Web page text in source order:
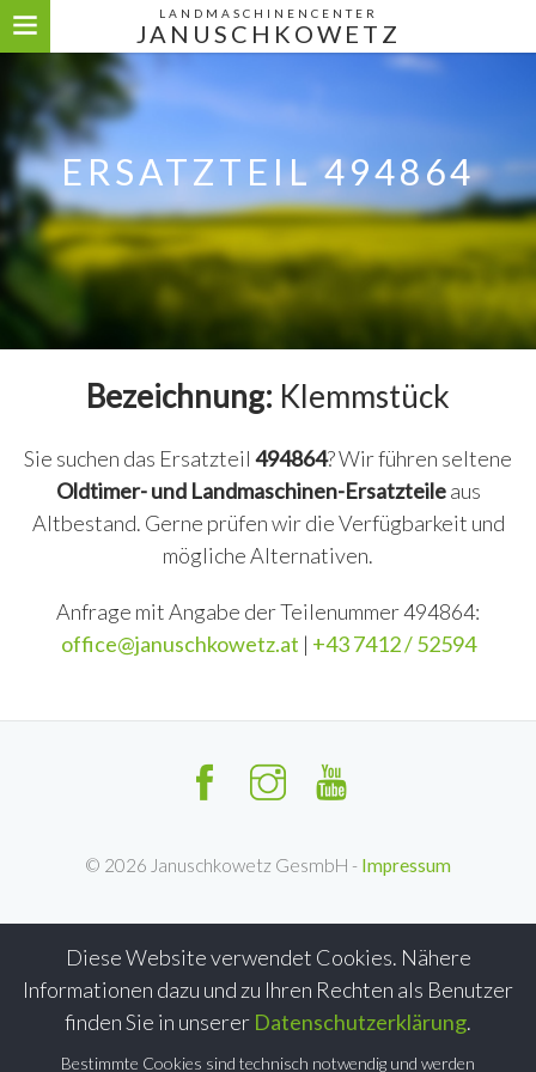
LANDMASCHINENCENTER
JANUSCHKOWETZ
Diese Website verwendet Cookies. Nähere
Informationen dazu und zu Ihren Rechten als Benutzer
finden Sie in unserer Datenschutzerklärung.
Bestimmte Cookies sind technisch notwendig und werden
ERSATZTEIL 494864
Bezeichnung: Klemmstück
Sie suchen das Ersatzteil 494864? Wir führen seltene
Oldtimer- und Landmaschinen-Ersatzteileaus
Altbestand. Gerne prüfen wir die Verfügbarkeit und
mögliche Alternativen.
Anfrage mit Angabe der Teilenummer 494864:
office@januschkowetz.at | +43 7412 / 52594
© 2026 Januschkowetz GesmbH - Impressum